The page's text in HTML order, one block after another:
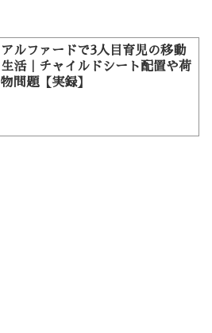
アルファードで3人目育児の移動
生活｜チャイルドシート配置や荷
物問題【実録】